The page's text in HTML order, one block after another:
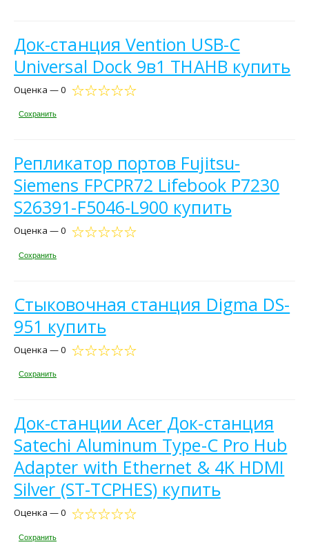
Док-станция Vention USB-C
Universal Dock 9в1 THAHB купить
Оценка — 0
Сохранить
Репликатор портов Fujitsu-
Siemens FPCPR72 Lifebook P7230
S26391-F5046-L900 купить
Оценка — 0
Сохранить
Стыковочная станция Digma DS-
951 купить
Оценка — 0
Сохранить
Док-станции Acer Док-станция
Satechi Aluminum Type-C Pro Hub
Adapter with Ethernet & 4K HDMI
Silver (ST-TCPHES) купить
Оценка — 0
Сохранить